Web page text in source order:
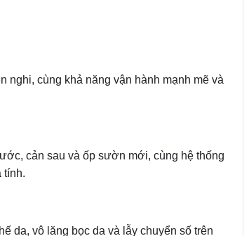
nghi, cùng khả năng vận hành mạnh mẽ và
cản sau và ốp sườn mới, cùng hệ thống
tính.
da, vô lăng bọc da và lẫy chuyển số trên